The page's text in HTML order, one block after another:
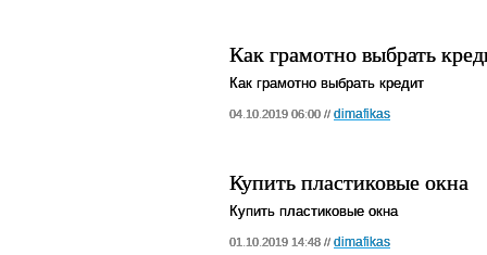
Как грамотно выбрать
Как грамотно выбрать кредит
04.10.2019 06:00 // dimafikas
Купить пластиковые окна
Купить пластиковые окна
01.10.2019 14:48 // dimafikas